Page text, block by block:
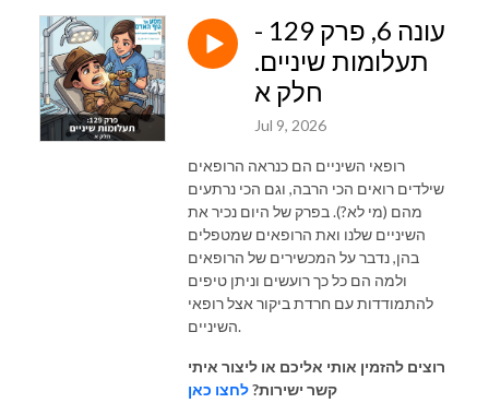
עונה 6, פרק 129 -
תעלומות שיניים.
חלק א
Jul 9, 2026
רופאי השיניים הם כנראה הרופאים
שילדים רואים הכי הרבה, וגם הכי נרתעים
מהם (מי לא?). בפרק של היום נכיר את
השיניים שלנו ואת הרופאים שמטפלים
בהן, נדבר על המכשירים של הרופאים
ולמה הם כל כך רועשים וניתן טיפים
להתמודדות עם חרדת ביקור אצל רופאי
השיניים.
רוצים להזמין אותי אליכם או ליצור איתי
קשר ישירות?לחצו כאן